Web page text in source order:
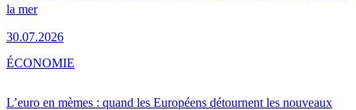
la mer
30.07.2026
L’euro en mèmes : quand les Européens détournent les nouveaux
ÉCONOMIE